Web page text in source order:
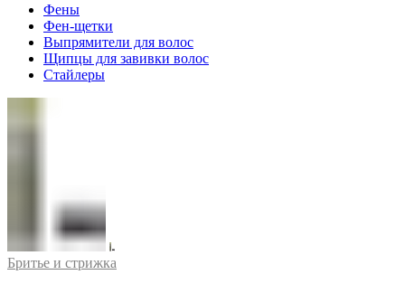
Фены
Фен-щетки
Выпрямители для волос
Щипцы для завивки волос
Стайлеры
Бритье и стрижка